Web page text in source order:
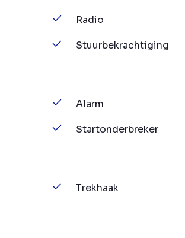
Radio
Stuurbekrachtiging
Alarm
Startonderbreker
Trekhaak